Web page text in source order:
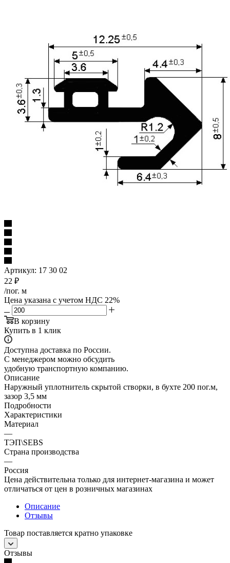
Артикул: 17 30 02
22 ₽
/пог. м
Цена указана с учетом НДС 22%
В корзину
Купить в 1 клик
Доступна доставка по России.
С менеджером можно обсудить
удобную транспортную компанию.
Описание
Наружный уплотнитель скрытой створки, в бухте 200 пог.м,
зазор 3,5 мм
Подробности
Характеристики
Материал
—
ТЭП\SEBS
Страна производства
—
Россия
Цена действительна только для интернет-магазина и может
отличаться от цен в розничных магазинах
Описание
Отзывы
Товар поставляется кратно упаковке
Отзывы